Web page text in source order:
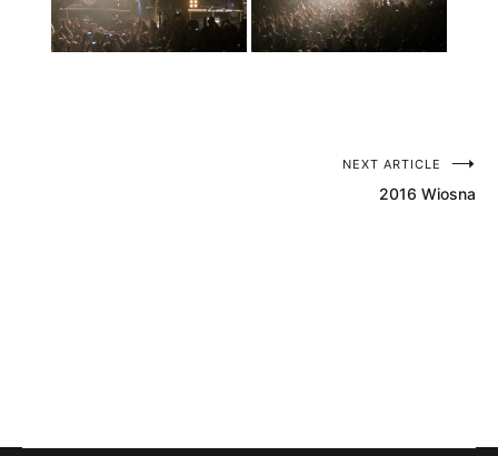
NEXT ARTICLE
2016 Wiosna